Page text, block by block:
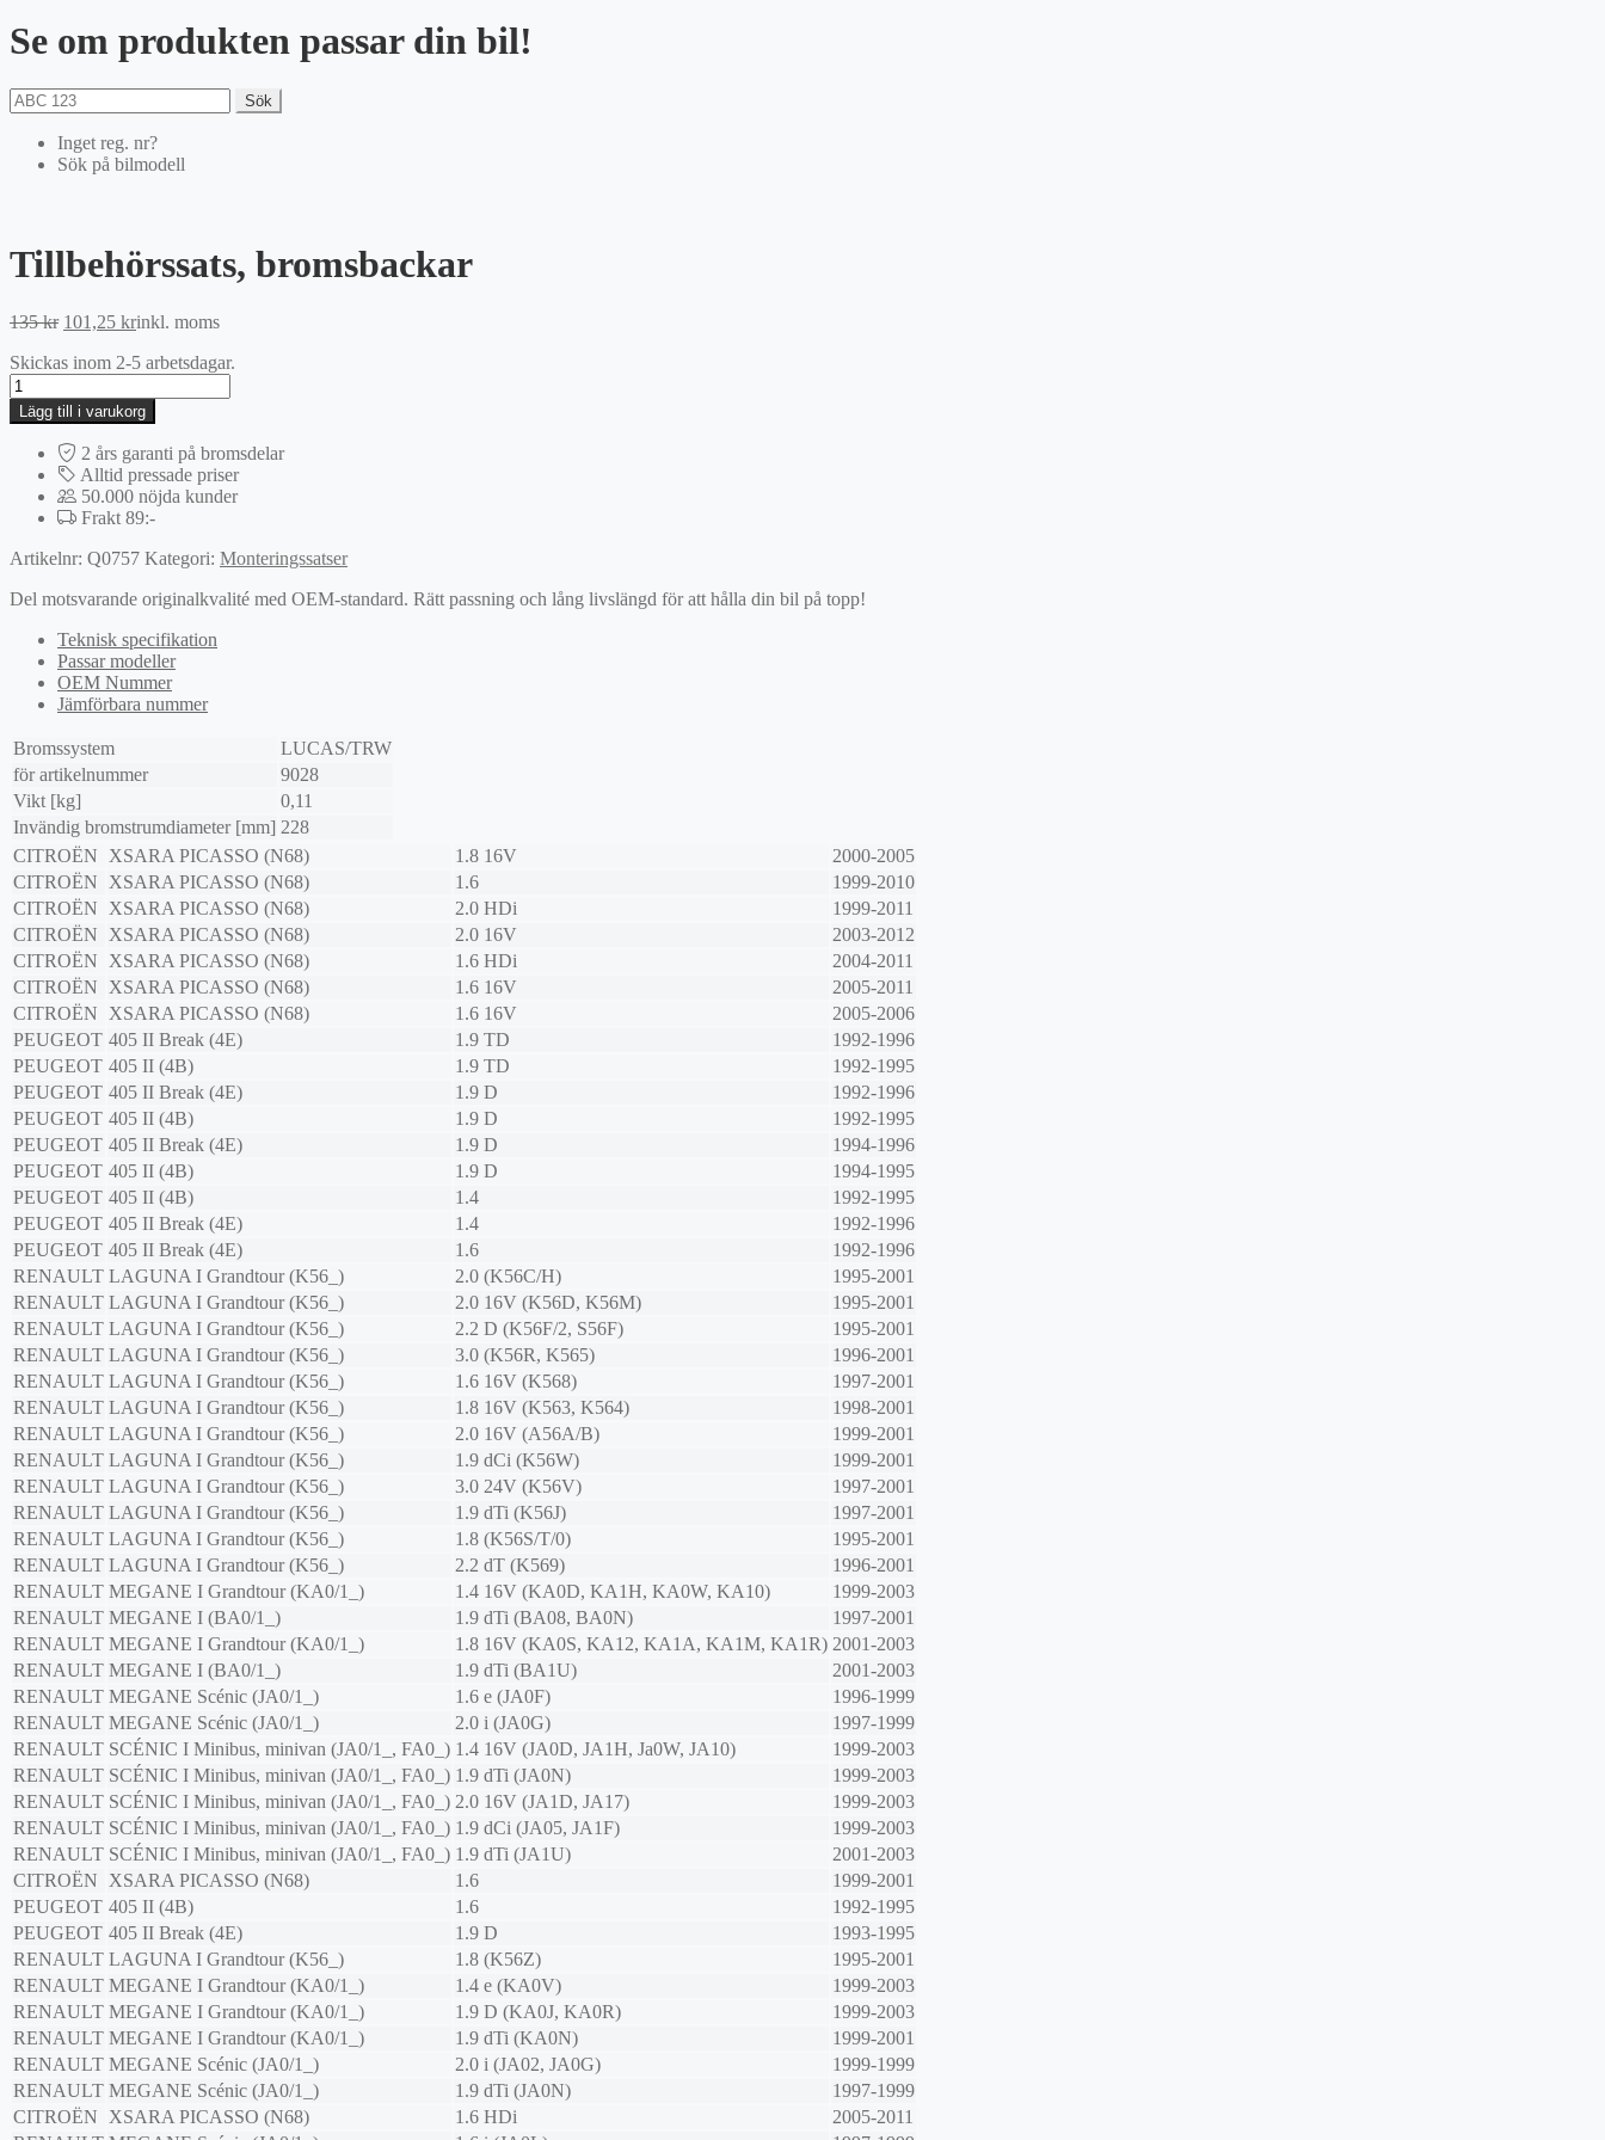
Se om produkten passar din bil!
Sök
Inget reg. nr?
Sök på bilmodell
Tillbehörssats, bromsbackar
135kr Det
priset
135 kr.
101,25 krDet
priset
101,25 kr.
inkl. moms
Skickas inom 2-5 arbetsdagar.
Tillbehörssats,
bromsbackar
mängd
Lägg till i varukorg
2 års garanti på bromsdelar
Alltid pressade priser
50.000 nöjda kunder
Frakt 89:-
Artikelnr: Q0757 Kategori: Monteringssatser
Del motsvarande originalkvalité med OEM-standard. Rätt passning och lång livslängd för att hålla din bil på topp!
Teknisk specifikation
Passar modeller
OEM Nummer
Jämförbara nummer
Bromssystem
LUCAS/TRW
för artikelnummer
9028
Vikt [kg]
0,11
Invändig bromstrumdiameter [mm] 228
CITROËN
XSARA PICASSO (N68) 1.8 16V
2000-2005
CITROËN
XSARA PICASSO (N68) 1.6
1999-2010
CITROËN
XSARA PICASSO (N68) 2.0 HDi
1999-2011
CITROËN
XSARA PICASSO (N68) 2.0 16V
2003-2012
CITROËN
XSARA PICASSO (N68) 1.6 HDi
2004-2011
CITROËN
XSARA PICASSO (N68) 1.6 16V
2005-2011
CITROËN
XSARA PICASSO (N68) 1.6 16V
2005-2006
PEUGEOT 405 II Break (4E) 1.9 TD
1992-1996
PEUGEOT 405 II (4B) 1.9 TD
1992-1995
PEUGEOT 405 II Break (4E) 1.9 D
1992-1996
PEUGEOT 405 II (4B) 1.9 D
1992-1995
PEUGEOT 405 II Break (4E) 1.9 D
1994-1996
PEUGEOT 405 II (4B) 1.9 D
1994-1995
PEUGEOT 405 II (4B) 1.4
1992-1995
PEUGEOT 405 II Break (4E) 1.4
1992-1996
PEUGEOT 405 II Break (4E) 1.6
1992-1996
RENAULT LAGUNA I Grandtour (K56_) 2.0 (K56C/H)
1995-2001
RENAULT LAGUNA I Grandtour (K56_) 2.0 16V (K56D, K56M)
1995-2001
RENAULT LAGUNA I Grandtour (K56_) 2.2 D (K56F/2, S56F)
1995-2001
RENAULT LAGUNA I Grandtour (K56_) 3.0 (K56R, K565)
1996-2001
RENAULT LAGUNA I Grandtour (K56_) 1.6 16V (K568)
1997-2001
RENAULT LAGUNA I Grandtour (K56_) 1.8 16V (K563, K564)
1998-2001
RENAULT LAGUNA I Grandtour (K56_) 2.0 16V (A56A/B)
1999-2001
RENAULT LAGUNA I Grandtour (K56_) 1.9 dCi (K56W)
1999-2001
RENAULT LAGUNA I Grandtour (K56_) 3.0 24V (K56V)
1997-2001
RENAULT LAGUNA I Grandtour (K56_) 1.9 dTi (K56J)
1997-2001
RENAULT LAGUNA I Grandtour (K56_) 1.8 (K56S/T/0)
1995-2001
RENAULT LAGUNA I Grandtour (K56_) 2.2 dT (K569)
1996-2001
RENAULT MEGANE I Grandtour (KA0/1_) 1.4 16V (KA0D, KA1H, KA0W, KA10)
1999-2003
RENAULT MEGANE I (BA0/1_) 1.9 dTi (BA08, BA0N)
1997-2001
RENAULT MEGANE I Grandtour (KA0/1_) 1.8 16V (KA0S, KA12, KA1A, KA1M, KA1R) 2001-2003
RENAULT MEGANE I (BA0/1_) 1.9 dTi (BA1U)
2001-2003
RENAULT MEGANE Scénic (JA0/1_) 1.6 e (JA0F)
1996-1999
RENAULT MEGANE Scénic (JA0/1_) 2.0 i (JA0G)
1997-1999
RENAULT SCÉNIC I Minibus, minivan (JA0/1_, FA0_) 1.4 16V (JA0D, JA1H, Ja0W, JA10)
1999-2003
RENAULT SCÉNIC I Minibus, minivan (JA0/1_, FA0_) 1.9 dTi (JA0N)
1999-2003
RENAULT SCÉNIC I Minibus, minivan (JA0/1_, FA0_) 2.0 16V (JA1D, JA17)
1999-2003
RENAULT SCÉNIC I Minibus, minivan (JA0/1_, FA0_) 1.9 dCi (JA05, JA1F)
1999-2003
RENAULT SCÉNIC I Minibus, minivan (JA0/1_, FA0_) 1.9 dTi (JA1U)
2001-2003
CITROËN
XSARA PICASSO (N68) 1.6
1999-2001
PEUGEOT 405 II (4B) 1.6
1992-1995
PEUGEOT 405 II Break (4E) 1.9 D
1993-1995
RENAULT LAGUNA I Grandtour (K56_) 1.8 (K56Z)
1995-2001
RENAULT MEGANE I Grandtour (KA0/1_) 1.4 e (KA0V)
1999-2003
RENAULT MEGANE I Grandtour (KA0/1_) 1.9 D (KA0J, KA0R)
1999-2003
RENAULT MEGANE I Grandtour (KA0/1_) 1.9 dTi (KA0N)
1999-2001
RENAULT MEGANE Scénic (JA0/1_) 2.0 i (JA02, JA0G)
1999-1999
RENAULT MEGANE Scénic (JA0/1_) 1.9 dTi (JA0N)
1997-1999
CITROËN
XSARA PICASSO (N68) 1.6 HDi
2005-2011